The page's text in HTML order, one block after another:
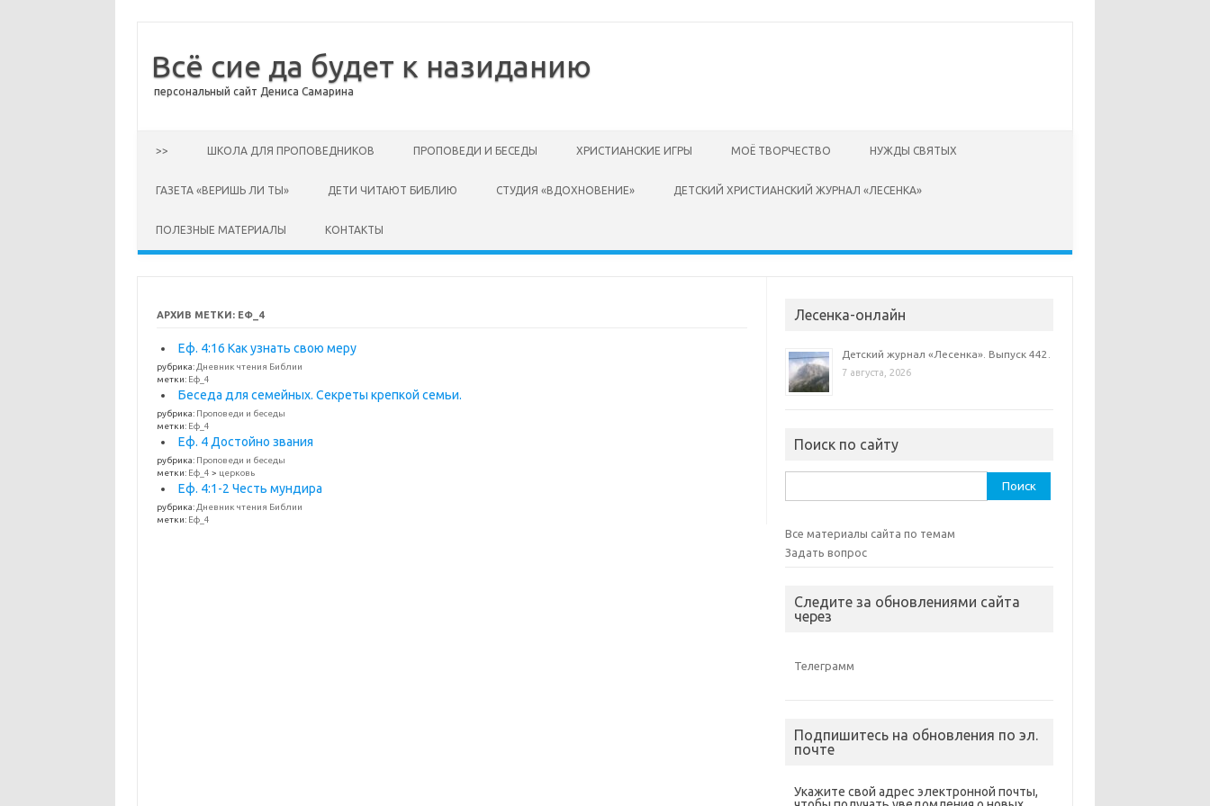
Всё сие да будет к назиданию
персональный сайт Дениса Самарина
>> ШКОЛА ДЛЯ ПРОПОВЕДНИКОВ ПРОПОВЕДИ И БЕСЕДЫ ХРИСТИАНСКИЕ ИГРЫ МОЁ ТВОРЧЕСТВО НУЖДЫ СВЯТЫХ
ГАЗЕТА «ВЕРИШЬ ЛИ ТЫ» ДЕТИ ЧИТАЮТ БИБЛИЮ СТУДИЯ «ВДОХНОВЕНИЕ» ДЕТСКИЙ ХРИСТИАНСКИЙ ЖУРНАЛ «ЛЕСЕНКА»
ПОЛЕЗНЫЕ МАТЕРИАЛЫ КОНТАКТЫ
АРХИВ МЕТКИ: ЕФ_4
Еф. 4:16 Как узнать свою меру
рубрика: Дневник чтения Библии
метки: Еф_4
Беседа для семейных. Секреты крепкой семьи.
рубрика: Проповеди и беседы
метки: Еф_4
Еф. 4 Достойно звания
рубрика: Проповеди и беседы
метки: Еф_4 > церковь
Еф. 4:1-2 Честь мундира
рубрика: Дневник чтения Библии
метки: Еф_4
Лесенка-онлайн
Детский журнал «Лесенка». Выпуск 442.
7 августа, 2026
Поиск по сайту
Все материалы сайта по темам
Задать вопрос
Следите за обновлениями сайта
через
Телеграмм
Подпишитесь на обновления по эл.
почте
Укажите свой адрес электронной почты,